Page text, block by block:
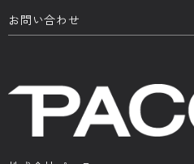
お問い合わせ